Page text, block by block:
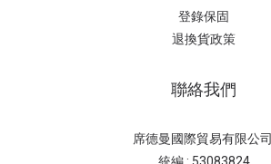
登錄保固
退換貨政策
聯絡我們
席德曼國際貿易有限公司